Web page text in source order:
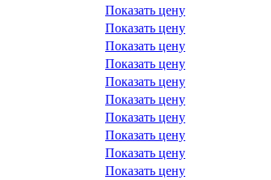
Показать цену
Показать цену
Показать цену
Показать цену
Показать цену
Показать цену
Показать цену
Показать цену
Показать цену
Показать цену